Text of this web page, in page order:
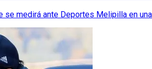
se medirá ante Deportes Melipilla en